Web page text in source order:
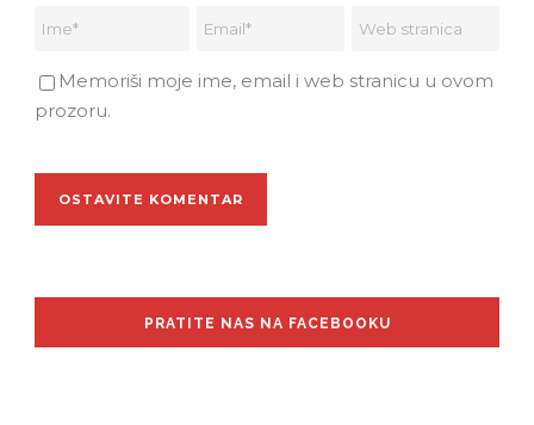
Memoriši moje ime, email i web stranicu u ovom
prozoru.
PRATITE NAS NA FACEBOOKU